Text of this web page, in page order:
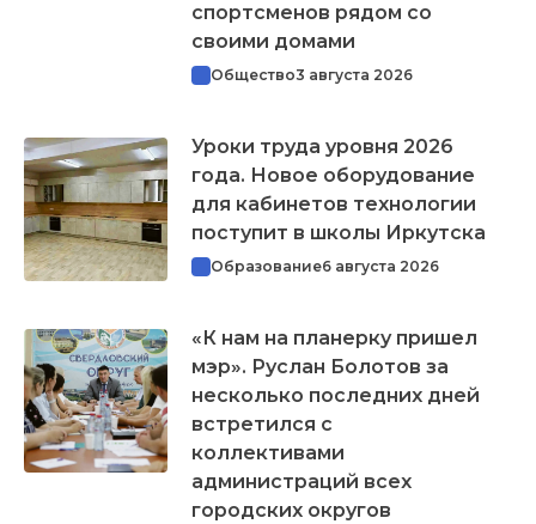
спортсменов рядом со
своими домами
Общество3 августа 2026
Уроки труда уровня 2026
года. Новое оборудование
для кабинетов технологии
поступит в школы Иркутска
Образование6 августа 2026
«К нам на планерку пришел
мэр». Руслан Болотов за
несколько последних дней
встретился с
коллективами
администраций всех
городских округов